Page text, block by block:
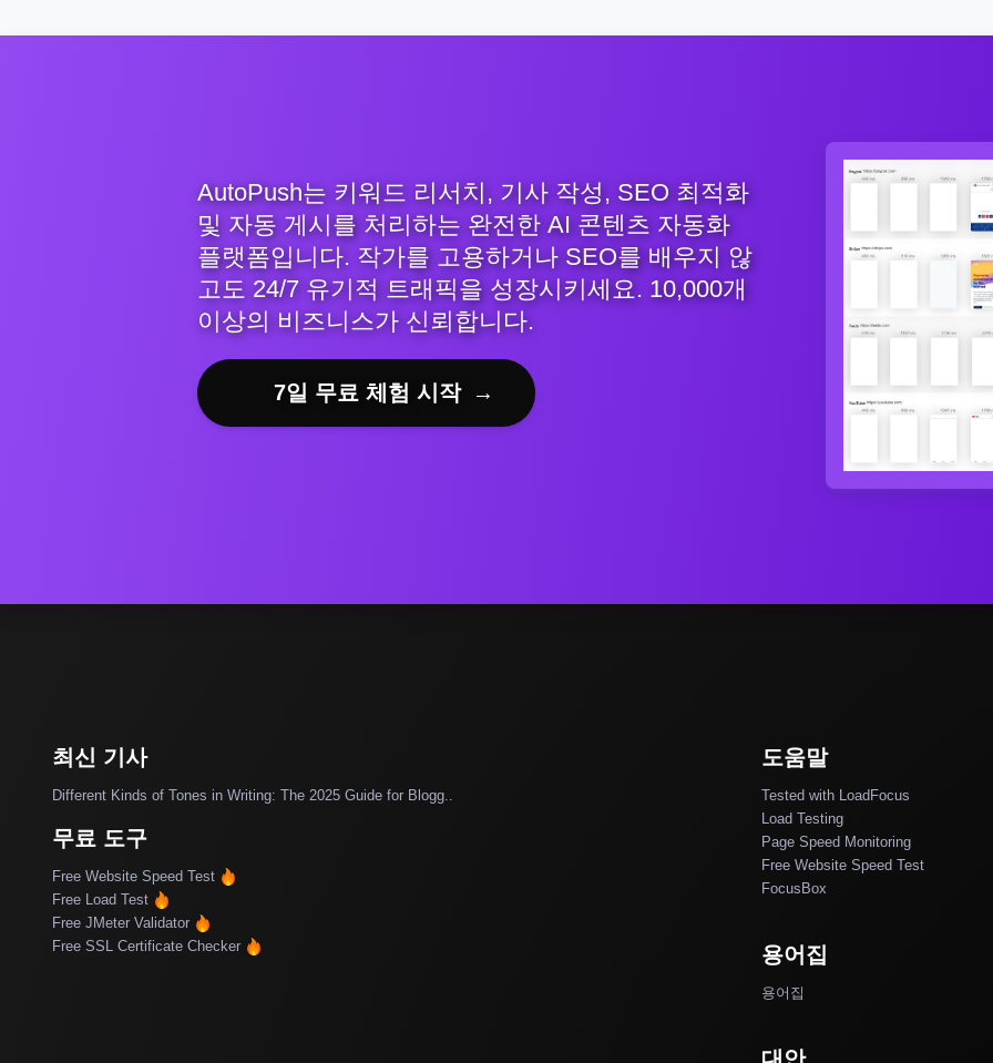
AutoPush는 키워드 리서치, 기사 작성, SEO 최적화
및 자동 게시를 처리하는 완전한 AI 콘텐츠 자동화
플랫폼입니다. 작가를 고용하거나 SEO를 배우지 않
고도 24/7 유기적 트래픽을 성장시키세요. 10,000개
이상의 비즈니스가 신뢰합니다.
7일 무료 체험 시작 →
최신 기사
Different Kinds of Tones in Writing: The 2025 Guide for Blogg..
무료 도구
Free Website Speed Test
Free Load Test
Free JMeter Validator
Free SSL Certificate Checker
도움말
Tested with LoadFocus
Load Testing
Page Speed Monitoring
Free Website Speed Test
FocusBox
용어집
용어집